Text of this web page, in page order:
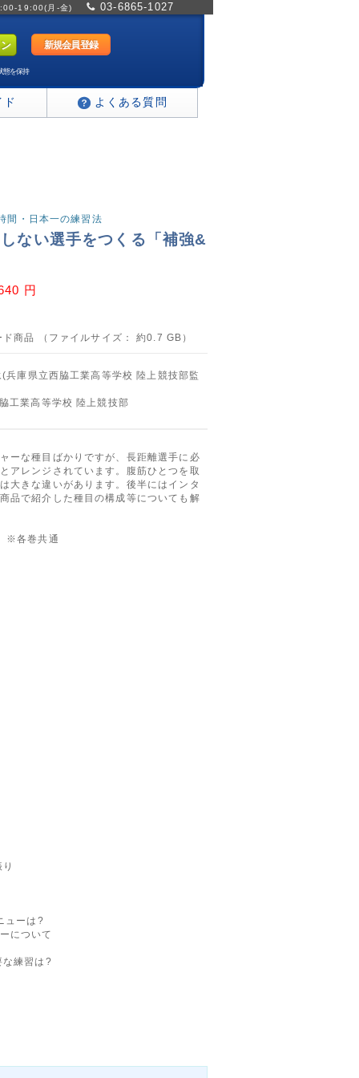
19:00(月-金) 03-6865-1027
新規会員登録
態を保持
よくある質問
・日本一の練習法
ない選手をつくる「補強&
円
ド商品 （ファイルサイズ： 約0.7 GB）
兵庫県立西脇工業高等学校 陸上競技部監
工業高等学校 陸上競技部
ーな種目ばかりですが、長距離選手に必
アレンジされています。腹筋ひとつを取
大きな違いがあります。後半にはインタ
品で紹介した種目の構成等についても解
※各巻共通
ューは?
について
な練習は?